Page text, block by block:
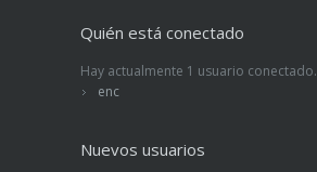
Quién está conectado
Hay actualmente 1 usuario conectado.
enc
Nuevos usuarios